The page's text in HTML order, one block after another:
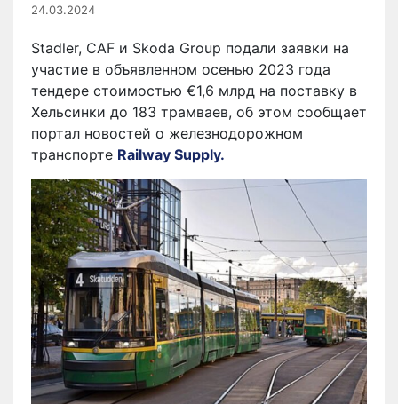
24.03.2024
Stadler, CAF и Skoda Group подали заявки на
участие в объявленном осенью 2023 года
тендере стоимостью €1,6 млрд на поставку в
Хельсинки до 183 трамваев, об этом сообщает
портал новостей о железнодорожном
транспорте Railway Supply.